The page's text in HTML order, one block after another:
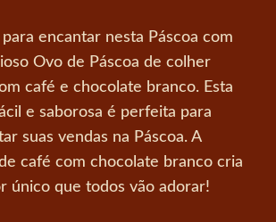
encantar nesta Páscoa com
Ovo de Páscoa de colher
café e chocolate branco. Esta
e saborosa é perfeita para
suas vendas na Páscoa. A
café com chocolate branco cria
único que todos vão adorar!